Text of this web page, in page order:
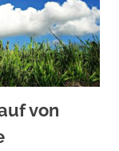
von